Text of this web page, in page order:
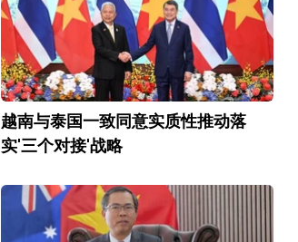
越南与泰国一致同意实质性推动落
实'三个对接'战略